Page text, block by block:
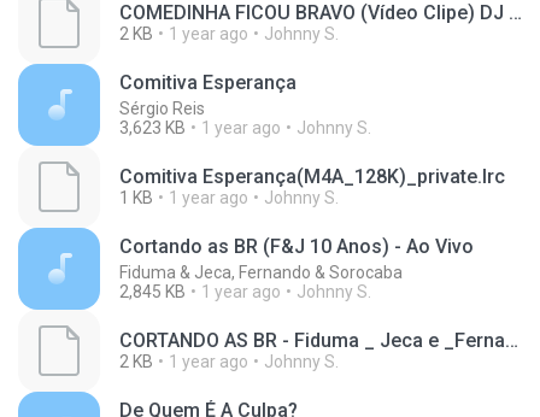
COMEDINHA FICOU BRAVO (Vídeo Clipe) DJ JAPA NK_ MC NEGÃO ORIGINAL _ MC MENO K(M4A_128K)_private.lrc
2 KB 1 year ago Johnny S.
Comitiva Esperança
Sérgio Reis
3,623 KB
1 year ago Johnny S.
Comitiva Esperança(M4A_128K)_private.lrc
1 KB 1 year ago Johnny S.
Cortando as BR (F&J 10 Anos) - Ao Vivo
Fiduma & Jeca, Fernando & Sorocaba
2,845 KB
1 year ago Johnny S.
CORTANDO AS BR - Fiduma _ Jeca e _FernandoeSorocaba (F_J 10 ANOS)(M4A_128K)_private.lrc
2 KB 1 year ago Johnny S.
De Quem É A Culpa?